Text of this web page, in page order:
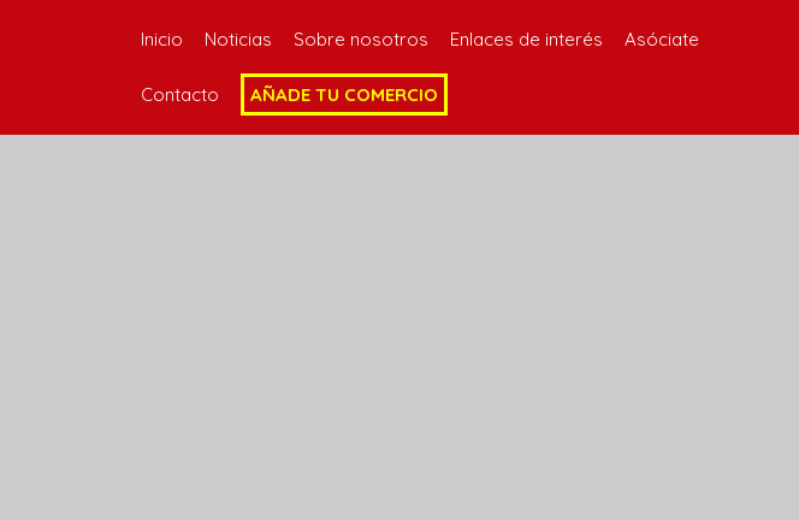
Inicio Noticias Sobre nosotros Enlaces de interés Asóciate
Contacto AÑADE TU COMERCIO